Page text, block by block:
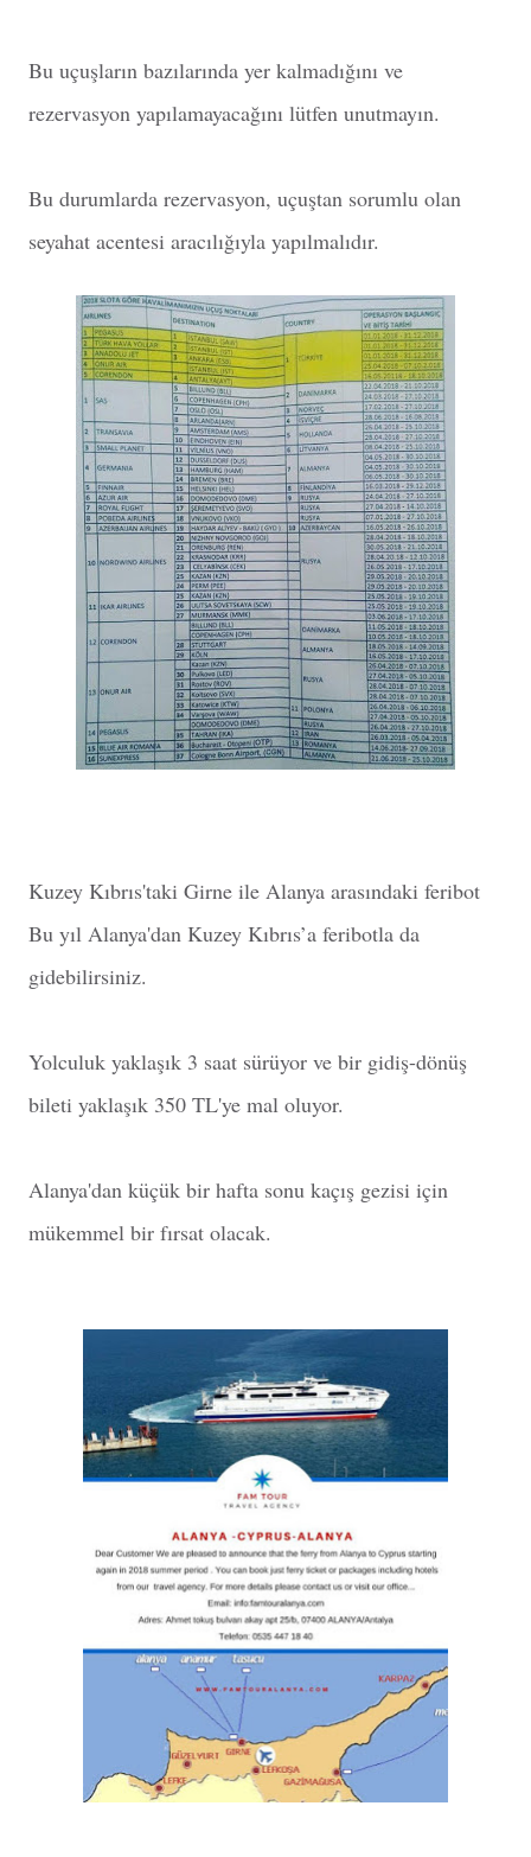
Bu uçuşların bazılarında yer kalmadığını ve
rezervasyon yapılamayacağını lütfen unutmayın.
Bu durumlarda rezervasyon, uçuştan sorumlu olan
seyahat acentesi aracılığıyla yapılmalıdır.
Kuzey Kıbrıs'taki Girne ile Alanya arasındaki feribot
Bu yıl Alanya'dan Kuzey Kıbrıs’a feribotla da
gidebilirsiniz.
Yolculuk yaklaşık 3 saat sürüyor ve bir gidiş-dönüş
bileti yaklaşık 350 TL'ye mal oluyor.
Alanya'dan küçük bir hafta sonu kaçış gezisi için
mükemmel bir fırsat olacak.